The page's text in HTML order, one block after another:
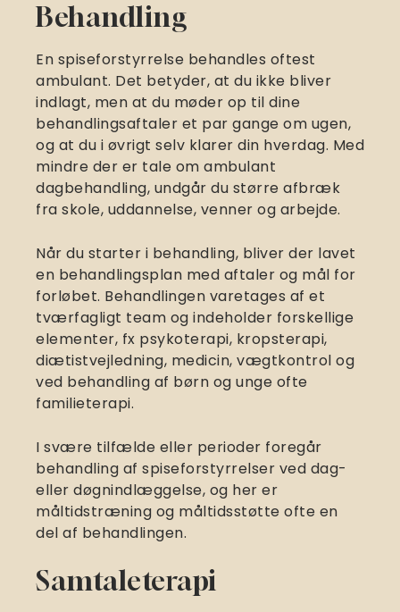
Behandling
En spiseforstyrrelse behandles oftest
ambulant. Det betyder, at du ikke bliver
indlagt, men at du møder op til dine
behandlingsaftaler et par gange om ugen,
og at du i øvrigt selv klarer din hverdag. Med
mindre der er tale om ambulant
dagbehandling, undgår du større afbræk
fra skole, uddannelse, venner og arbejde.
Når du starter i behandling, bliver der lavet
en behandlingsplan med aftaler og mål for
forløbet. Behandlingen varetages af et
tværfagligt team og indeholder forskellige
elementer, fx psykoterapi, kropsterapi,
diætistvejledning, medicin, vægtkontrol og
ved behandling af børn og unge ofte
familieterapi.
I svære tilfælde eller perioder foregår
behandling af spiseforstyrrelser ved dag-
eller døgnindlæggelse, og her er
måltidstræning og måltidsstøtte ofte en
del af behandlingen.
Samtaleterapi